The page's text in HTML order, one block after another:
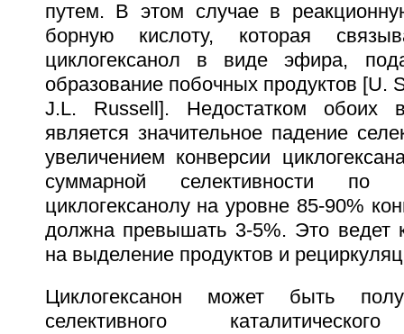
путем. В этом случае в
борную кислоту, которая
циклогексанол в виде эфира,
образование побочных продуктов [U.
J.L. Russell]. Недостатком обоих
является значительное падение
увеличением конверсии
суммарной селективности по
циклогексанолу на уровне 85-90%
должна превышать 3-5%. Это ведет
на выделение продуктов и
Циклогексанон может быть
селективного